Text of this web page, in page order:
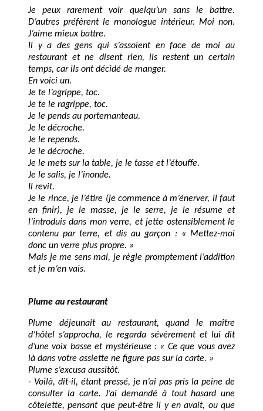
Je peux rarement voir quelqu’un sans le battre.
D’autres préfèrent le monologue intérieur. Moi non.
J’aime mieux battre.
Il y a des gens qui s’assoient en face de moi au
restaurant et ne disent rien, ils restent un certain
temps, car ils ont décidé de manger.
En voici un.
Je te l’agrippe, toc.
Je te le ragrippe, toc.
Je le pends au portemanteau.
Je le décroche.
Je le repends.
Je le décroche.
Je le mets sur la table, je le tasse et l’étouffe.
Je le salis, je l’inonde.
Il revit.
Je le rince, je l’étire (je commence à m’énerver, il faut
en finir), je le masse, je le serre, je le résume et
l’introduis dans mon verre, et jette ostensiblement le
contenu par terre, et dis au garçon : « Mettez-moi
donc un verre plus propre. »
Mais je me sens mal, je règle promptement l’addition
et je m’en vais.
Plume au restaurant
Plume déjeunait au restaurant, quand le maître
d’hôtel s’approcha, le regarda sévèrement et lui dit
d’une voix basse et mystérieuse : « Ce que vous avez
là dans votre assiette ne figure pas sur la carte. »
Plume s’excusa aussitôt.
- Voilà, dit-il, étant pressé, je n’ai pas pris la peine de
consulter la carte. J’ai demandé à tout hasard une
côtelette, pensant que peut-être il y en avait, ou que